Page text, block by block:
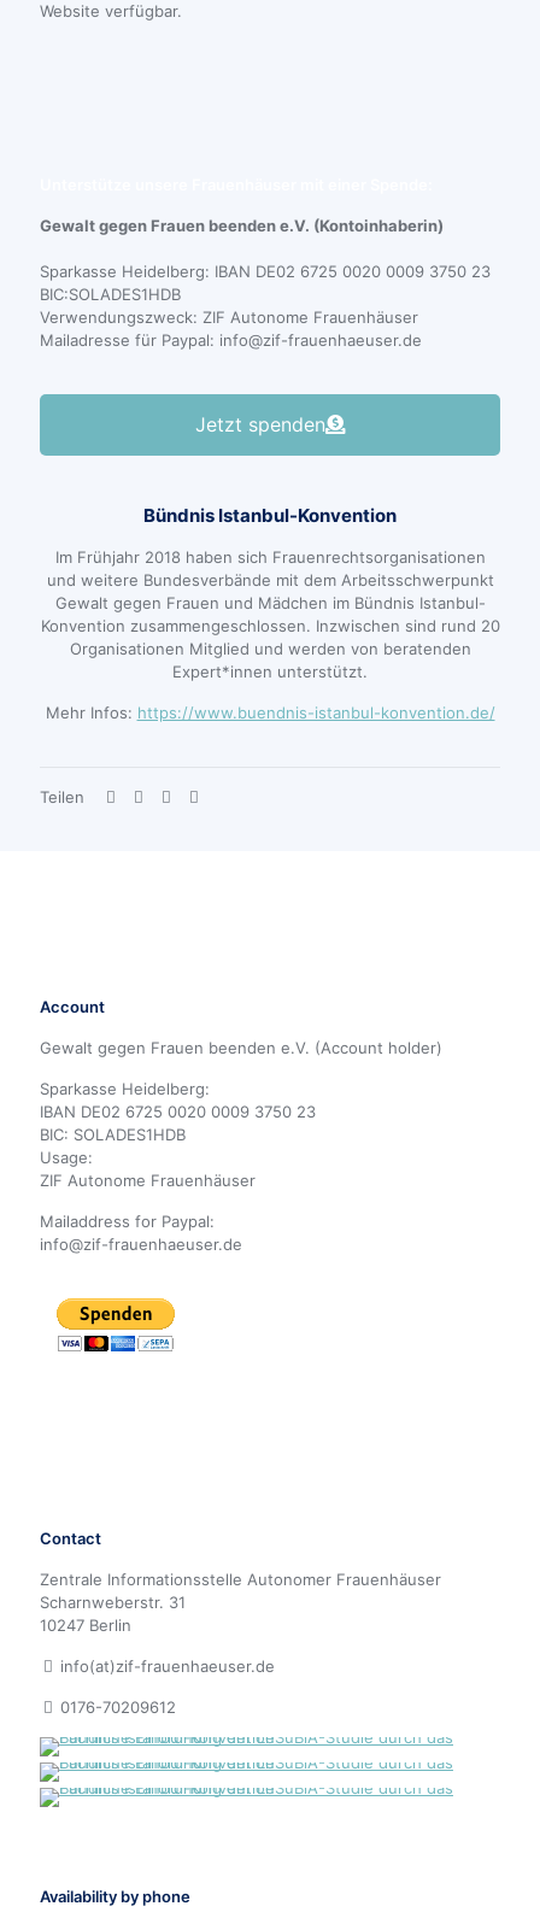
Website verfügbar.
Gewalt gegen Frauen beenden e.V. (Kontoinhaberin)
Sparkasse Heidelberg: IBAN DE02 6725 0020 0009 3750 23
BIC:SOLADES1HDB
Verwendungszweck: ZIF Autonome Frauenhäuser
Mailadresse für Paypal: info@zif-frauenhaeuser.de
Jetzt spenden
Bündnis Istanbul-Konvention
Im Frühjahr 2018 haben sich Frauenrechtsorganisationen
und weitere Bundesverbände mit dem Arbeitsschwerpunkt
Gewalt gegen Frauen und Mädchen im Bündnis Istanbul-
Konvention zusammengeschlossen. Inzwischen sind rund 20
Organisationen Mitglied und werden von beratenden
Expert*innen unterstützt.
Mehr Infos: https://www.buendnis-istanbul-konvention.de/
Teilen
Account
Gewalt gegen Frauen beenden e.V. (Account holder)
Sparkasse Heidelberg:
IBAN DE02 6725 0020 0009 3750 23
BIC: SOLADES1HDB
Usage:
ZIF Autonome Frauenhäuser
Mailaddress for Paypal:
info@zif-frauenhaeuser.de
Contact
Zentrale Informationsstelle Autonomer Frauenhäuser
Scharnweberstr. 31
10247 Berlin
info(at)zif-frauenhaeuser.de
0176-70209612
Availability by phone